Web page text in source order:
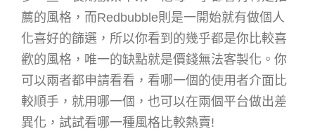
薦的風格，而Redbubble則是一開始就有做個人
化喜好的篩選，所以你看到的幾乎都是你比較喜
歡的風格，唯一的缺點就是價錢無法客製化。你
可以兩者都申請看看，看哪一個的使用者介面比
較順手，就用哪一個，也可以在兩個平台做出差
異化，試試看哪一種風格比較熱賣!